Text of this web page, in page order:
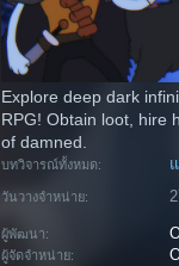
Explore deep dark
RPG! Obtain loot, hire
of damned.
บทวิจารณ์ทั้งหมด:
วันวางจำหน่าย:
ผู้พัฒนา:
ผู้จัดจำหน่าย: